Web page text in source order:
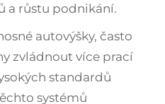
a růstu podnikání.
autovýšky, často
zvládnout více prací
standardů
systémů